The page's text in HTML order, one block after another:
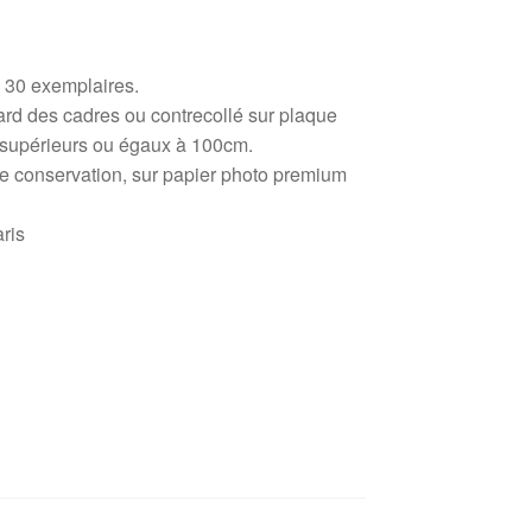
exemplaires.
des cadres ou contrecollé sur plaque
ou égaux à 100cm.
conservation, sur papier photo premium